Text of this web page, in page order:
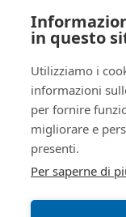
in questo
Utilizziamo i
informazioni
per fornire
migliorare e
presenti.
Per saperne di
Seguici e
Blog dedicato a